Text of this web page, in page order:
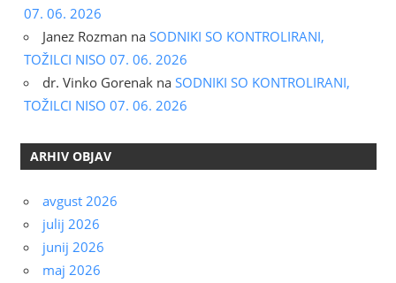
07. 06. 2026
Janez Rozman na SODNIKI SO KONTROLIRANI,
TOŽILCI NISO 07. 06. 2026
dr. Vinko Gorenak na SODNIKI SO KONTROLIRANI,
TOŽILCI NISO 07. 06. 2026
ARHIV OBJAV
avgust 2026
julij 2026
junij 2026
maj 2026